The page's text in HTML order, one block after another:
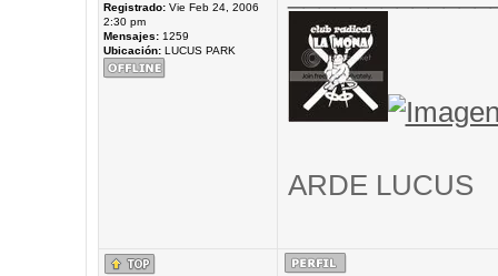
Registrado:Vie Feb 24, 2006
2:30 pm
Mensajes:1259
Ubicación:LUCUS PARK
ARDE LUCUS